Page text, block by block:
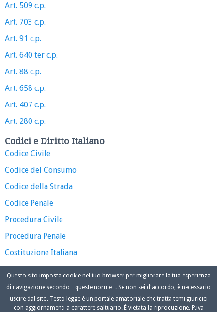
Art. 509 c.p.
Art. 703 c.p.
Art. 91 c.p.
Art. 640 ter c.p.
Art. 88 c.p.
Art. 658 c.p.
Art. 407 c.p.
Art. 280 c.p.
Codici e Diritto Italiano
Codice Civile
Codice del Consumo
Codice della Strada
Codice Penale
Procedura Civile
Procedura Penale
Costituzione Italiana
Questo sito imposta cookie nel tuo browser per migliorare la tua esperienza
di navigazione secondo
queste norme
. Se non sei d'accordo, è necessario
uscire dal sito. Testo legge è un portale amatoriale che tratta temi giuridici
con aggiornamenti a carattere saltuario. È vietata la riproduzione. P.iva